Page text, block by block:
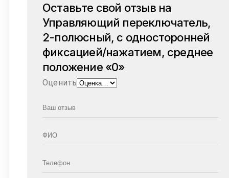
Оставьте свой отзыв на
Управляющий переключатель,
2-полюсный, с односторонней
фиксацией/нажатием, среднее
положение «0»
Оценить